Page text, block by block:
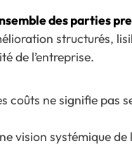
des parties
structurés,
de l’entreprise.
coûts ne signifie pas
vision systémique de